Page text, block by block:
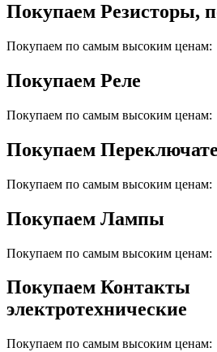
Покупаем Резисторы,
Покупаем по самым высоким ценам:
Покупаем Реле
Покупаем по самым высоким ценам:
Покупаем
Покупаем по самым высоким ценам:
Покупаем Лампы
Покупаем по самым высоким ценам:
Покупаем Контакты
электротехнические
Покупаем по самым высоким ценам: